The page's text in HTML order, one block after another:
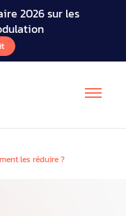
2026 sur les
les réduire ?